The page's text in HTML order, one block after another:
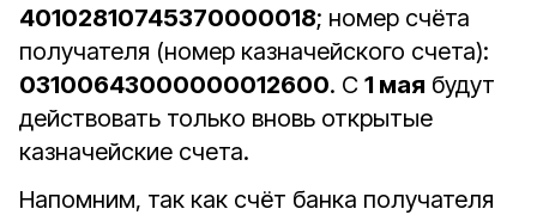
40102810745370000018; номер счёта
получателя (номер казначейского счета):
03100643000000012600. С 1 мая будут
действовать только вновь открытые
казначейские счета.
Напомним, так как счёт банка получателя